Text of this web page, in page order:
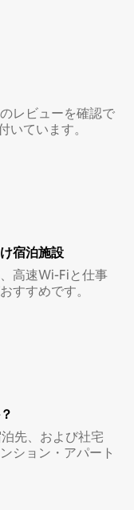
レビューを確認で
いています。
宿⁠泊⁠施⁠設
高速Wi-Fiと仕事
すすめです。
先、および社宅
ション・アパート